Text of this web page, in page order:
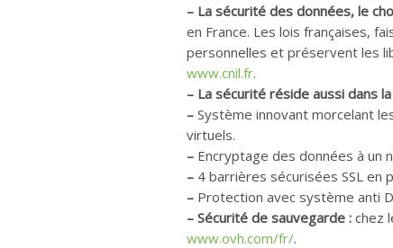
– La sécurité des données, le
en France. Les lois françaises,
personnelles et préservent les
www.cnil.fr.
– La sécurité réside aussi dans
– Système innovant morcelant
virtuels.
– Encryptage des données à un
– 4 barrières sécurisées SSL
– Protection avec système anti
– Sécurité de sauvegarde : chez
www.ovh.com/fr/.